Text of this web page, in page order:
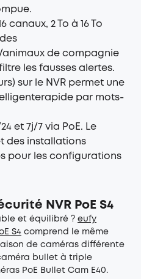
canaux, 2 To à 16 To
de compagnie
les fausses alertes.
sur le NVR permet une
par mots-
et 7j/7 via PoE. Le
des installations
pour les configurations
NVR PoE S4
et équilibré ? eufy
S4 comprend le même
de caméras différente
bullet à triple
PoE Bullet Cam E40.